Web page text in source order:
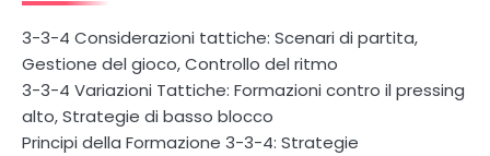
3-3-4 Considerazioni tattiche: Scenari di partita,
Gestione del gioco, Controllo del ritmo
3-3-4 Variazioni Tattiche: Formazioni contro il pressing
alto, Strategie di basso blocco
Principi della Formazione 3-3-4: Strategie